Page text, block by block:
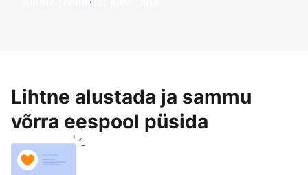
Lihtne alustada ja sammu
võrra eespool püsida